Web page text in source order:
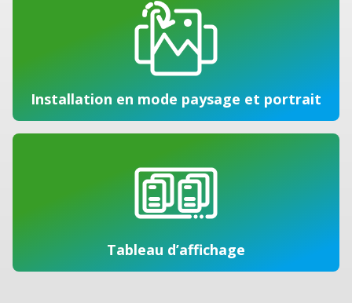
Installation en mode paysage et portrait
Tableau d’affichage